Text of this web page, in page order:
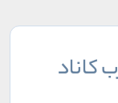
کاناد